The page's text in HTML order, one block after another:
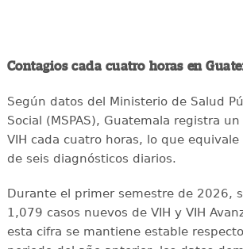
Contagios cada cuatro horas en
Según datos del Ministerio de Salud
Social (MSPAS), Guatemala registra
VIH cada cuatro horas, lo que
de seis diagnósticos diarios.
Durante el primer semestre de 2026,
1,079 casos nuevos de VIH y VIH
esta cifra se mantiene estable